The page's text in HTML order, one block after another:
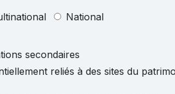
National
secondaires
reliés à des sites du